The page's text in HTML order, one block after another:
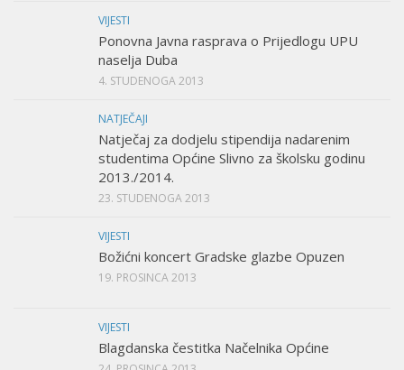
VIJESTI
Ponovna Javna rasprava o Prijedlogu UPU
naselja Duba
4. STUDENOGA 2013
NATJEČAJI
Natječaj za dodjelu stipendija nadarenim
studentima Općine Slivno za školsku godinu
2013./2014.
23. STUDENOGA 2013
VIJESTI
Božićni koncert Gradske glazbe Opuzen
19. PROSINCA 2013
VIJESTI
Blagdanska čestitka Načelnika Općine